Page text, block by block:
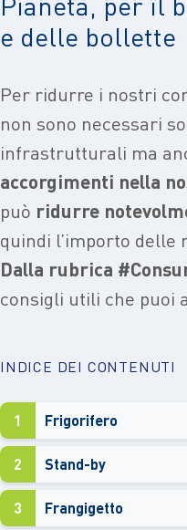
e delle bollette
Per ridurre i nostri
non sono necessari
infrastrutturali ma
accorgimenti nella
può ridurre
quindi l’importo delle
Dalla rubrica
consigli utili che puoi
INDICE DEI CONTENUTI
1 Frigorifero
2 Stand-by
3 Frangigetto